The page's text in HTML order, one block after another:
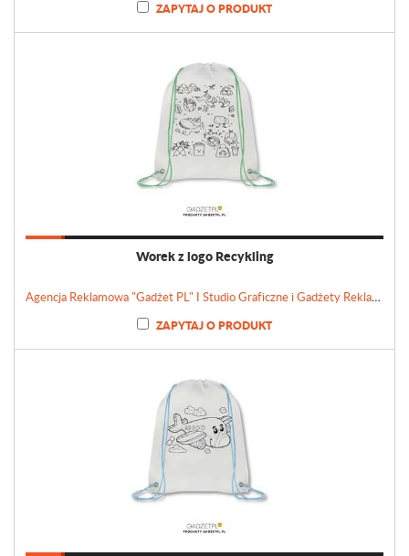
ZAPYTAJ O PRODUKT
Worek z logo Recykling
Agencja Reklamowa "Gadżet PL" I Studio Graficzne i Gadżety Reklamowe
ZAPYTAJ O PRODUKT